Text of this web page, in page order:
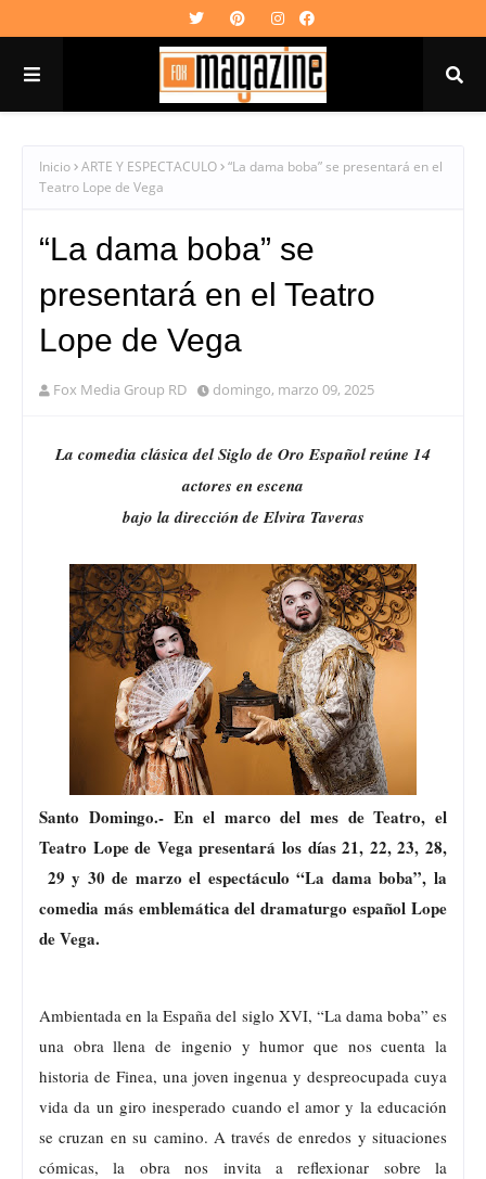
Inicio ARTE Y ESPECTACULO “La dama boba” se presentará en el
Teatro Lope de Vega
“La dama boba” se
presentará en el Teatro
Lope de Vega
Fox Media Group RD domingo, marzo 09, 2025
La comedia clásica del Siglo de Oro Español reúne 14
actores en escena
bajo la dirección de Elvira Taveras
Santo Domingo.-En el marco del mes de Teatro, el
Teatro Lope de Vega presentará los días 21, 22, 23, 28,
29 y 30 de marzo el espectáculo “La dama boba”, la
comedia más emblemática del dramaturgo español Lope
de Vega.
Ambientada en la España del siglo XVI, “La dama boba” es
una obra llena de ingenio y humor que nos cuenta la
historia de Finea, una joven ingenua y despreocupada cuya
vida da un giro inesperado cuando el amor y la educación
se cruzan en su camino. A través de enredos y situaciones
cómicas, la obra nos invita a reflexionar sobre la